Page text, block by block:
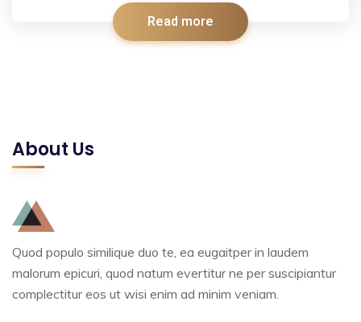
Read more
About Us
Quod populo similique duo te, ea eugaitper in laudem
malorum epicuri, quod natum evertitur ne per suscipiantur
complectitur eos ut wisi enim ad minim veniam.